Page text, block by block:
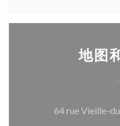
地图
64 rue Vieille-